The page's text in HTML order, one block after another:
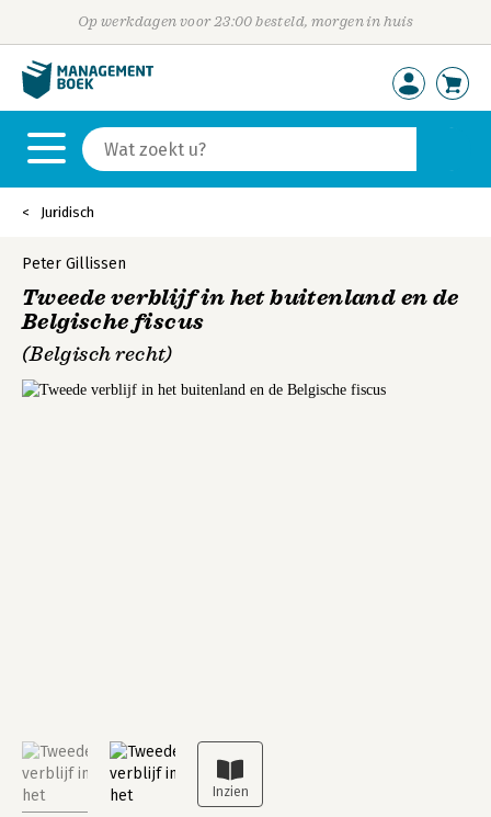
Op werkdagen voor 23:00 besteld, morgen in huis
Juridisch
Peter Gillissen
Tweede verblijf in het buitenland en de
Belgische fiscus
(Belgisch recht)